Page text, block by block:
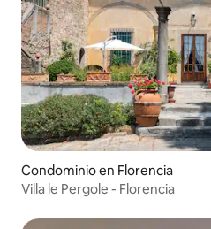
Condominio en Florencia
Villa le Pergole - Florencia